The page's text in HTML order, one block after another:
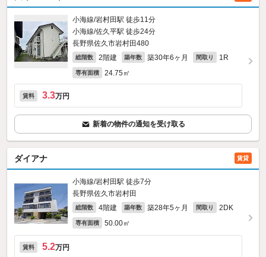
小海線/岩村田駅 徒歩11分
小海線/佐久平駅 徒歩24分
長野県佐久市岩村田480
総階数 2階建 築年数 築30年6ヶ月 間取り 1R
専有面積 24.75㎡
賃料 3.3万円
新着の物件の通知を受け取る
ダイアナ 賃貸
小海線/岩村田駅 徒歩7分
長野県佐久市岩村田
総階数 4階建 築年数 築28年5ヶ月 間取り 2DK
専有面積 50.00㎡
賃料 5.2万円